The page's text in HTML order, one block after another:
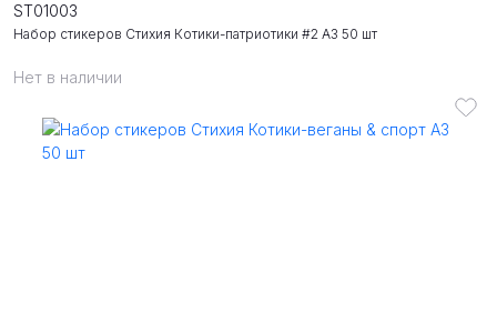
Нет в наличии
Набор стикеров Стихия Котики-патриотики #2 А3 50 шт
ST01003